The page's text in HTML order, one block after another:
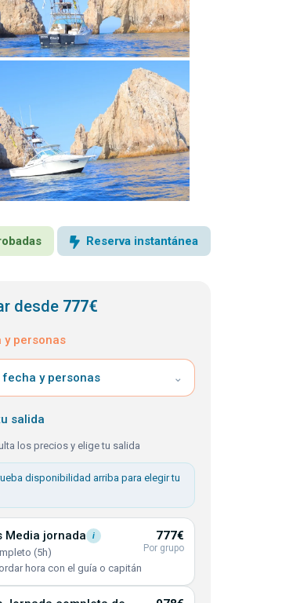
Reserva instantánea
desde 777€
y personas
fecha y personas ⌄
salida
los precios y elige tu salida
disponibilidad arriba para elegir tu
Media jornada i
(5h)
hora con el guía o capitán
777€
Por grupo